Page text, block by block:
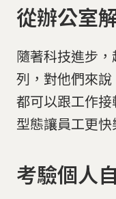
從辦公室
隨著科技進步
列，對他們來
都可以跟工作
型態讓員工更快
考驗個人